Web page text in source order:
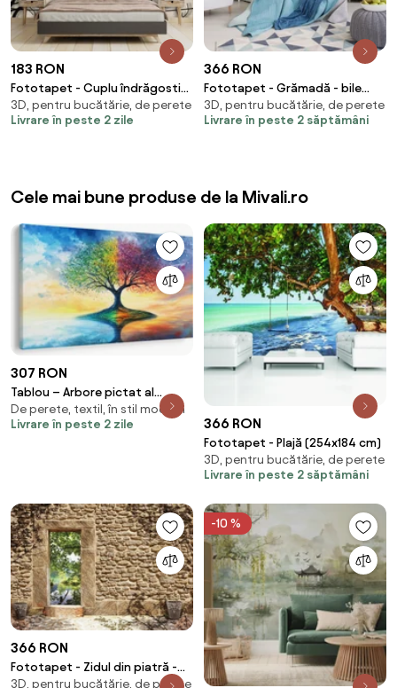
183 RON
Fototapet - Cuplu îndrăgostit
(147x102 cm)
3D, pentru bucătărie, de perete
Livrare în peste 2 zile
366 RON
Fototapet - Grămadă - bile
roșii lucioase (254x184 cm)
3D, pentru bucătărie, de perete
Livrare în peste 2 săptămâni
Cele mai bune produse de la Mivali.ro
307 RON
Tablou – Arbore pictat al
anotimpurilor (90x60 cm)
De perete, textil, în stil modern
Livrare în peste 2 zile
366 RON
Fototapet - Plajă (254x184 cm)
3D, pentru bucătărie, de perete
Livrare în peste 2 săptămâni
366 RON
Fototapet - Zidul din piatră -
întare spre pescărie (254x184
3D, pentru bucătărie, de perete
-10 %